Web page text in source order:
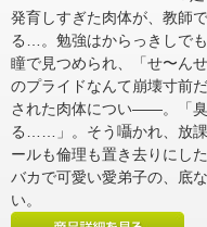
発育しすぎた肉体が、教師
る…。勉強はからっきしで
瞳で見つめられ、「せ〜ん
のプライドなんて崩壊寸前
された肉体につい――。「
る……」。そう囁かれ、放
ールも倫理も置き去りにし
バカで可愛い愛弟子の、底
い。